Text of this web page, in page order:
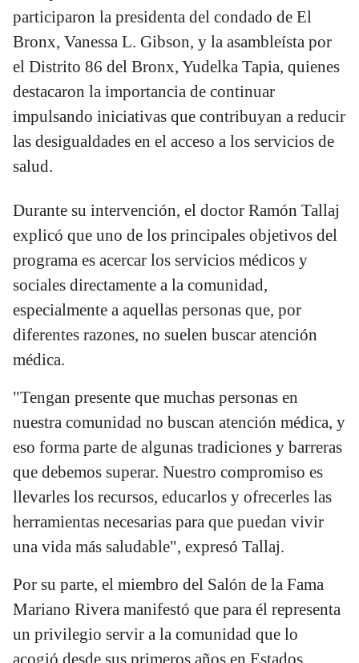
participaron la presidenta del condado de El
Bronx, Vanessa L. Gibson, y la asambleísta por
el Distrito 86 del Bronx, Yudelka Tapia, quienes
destacaron la importancia de continuar
impulsando iniciativas que contribuyan a reducir
las desigualdades en el acceso a los servicios de
salud.
Durante su intervención, el doctor Ramón Tallaj
explicó que uno de los principales objetivos del
programa es acercar los servicios médicos y
sociales directamente a la comunidad,
especialmente a aquellas personas que, por
diferentes razones, no suelen buscar atención
médica.
"Tengan presente que muchas personas en
nuestra comunidad no buscan atención médica, y
eso forma parte de algunas tradiciones y barreras
que debemos superar. Nuestro compromiso es
llevarles los recursos, educarlos y ofrecerles las
herramientas necesarias para que puedan vivir
una vida más saludable", expresó Tallaj.
Por su parte, el miembro del Salón de la Fama
Mariano Rivera manifestó que para él representa
un privilegio servir a la comunidad que lo